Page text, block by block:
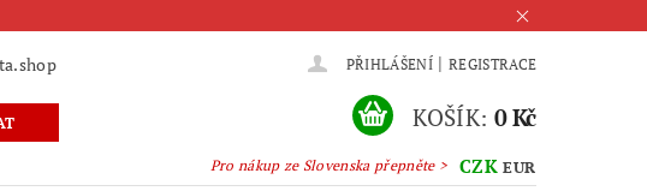
PŘIHLÁŠENÍ | REGISTRACE
Pro nákup ze Slovenska přepněte > CZK EUR
KOŠÍK: 0 Kč